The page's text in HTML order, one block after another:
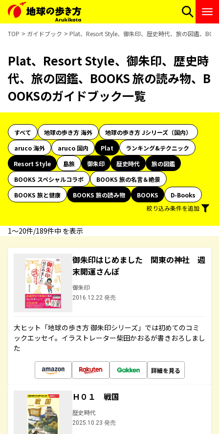
TOP ガイドブック Plat、Resort Style、御朱印、歴史時代、旅の図鑑、
Plat、Resort Style、御朱印、歴史時
代、旅の図鑑、BOOKS 旅の読み物、B
OOKSのガイドブック一覧
すべて 地球の歩き方 海外
地球の歩き方 Jシリーズ（国内）
aruco 海外
aruco 国内 Plat
ランキング&テクニック
Resort Style
島旅 御朱印 歴史時代
旅の図鑑
BOOKS スペシャルコラボ
BOOKS 旅の名言＆絶景
BOOKS 旅と健康
BOOKS 旅の読み物 BOOKS
D-Books
絞り込み条件を追加
1〜20件/189件中 を表示
御朱印はじめました 関東の神社 週
末開運さんぽ
御朱印
2016.12.22 発売
大ヒット「地球の歩き方 御朱印シリーズ」では初めてのコミ
ックエッセイ。イラストレーター柴田かおるが書きおろしまし
た
詳細を見る
Ｈ０１ 戦国
歴史時代
2025.10.23 発売